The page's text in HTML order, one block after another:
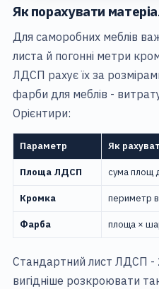
Як порахувати
Для саморобних меблів
листа й погонні метри
ЛДСП рахує їх за
фарби для меблів -
Орієнтири:
Параметр Як
Площа ЛДСП сума площ
Кромка периметр
Фарба площа ×
Стандартний лист ЛДСП -
вигідніше розкроювати